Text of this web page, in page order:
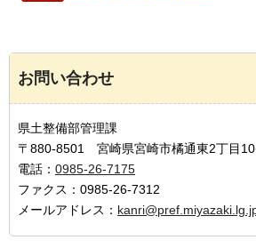
お問い合わせ
県土整備部管理課
〒880-8501 宮崎県宮崎市橘通東2丁目
電話： 0985-26-7175
ファクス：0985-26-7312
メールアドレス：